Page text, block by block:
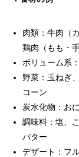
肉類：牛肉（
鶏肉（もも・手
ボリューム系
野菜：玉ねぎ
コーン
炭水化物：お
調味料：塩、
バター
デザート：フ